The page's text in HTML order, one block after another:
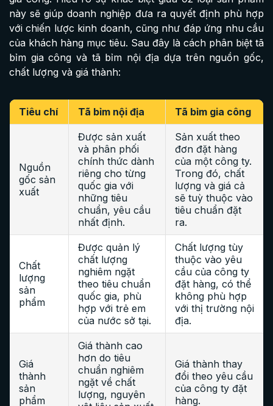
này sẽ giúp doanh nghiệp đưa ra quyết định phù hợp
với chiến lược kinh doanh, cũng như đáp ứng nhu cầu
của khách hàng mục tiêu. Sau đây là cách phân biệt tã
bỉm gia công và tã bỉm nội địa dựa trên nguồn gốc,
chất lượng và giá thành:
Tiêu chí Tã bỉm nội địa Tã bỉm gia công
Nguồn
gốc sản
xuất
Được sản xuất
và phân phối
chính thức dành
riêng cho từng
quốc gia với
những tiêu
chuẩn, yêu cầu
nhất định.
Sản xuất theo
đơn đặt hàng
của một công ty.
Trong đó, chất
lượng và giá cả
sẽ tuỳ thuộc vào
tiêu chuẩn đặt
ra.
Chất
lượng
sản
phẩm
Được quản lý
chất lượng
nghiêm ngặt
theo tiêu chuẩn
quốc gia, phù
hợp với trẻ em
của nước sở tại.
Chất lượng tùy
thuộc vào yêu
cầu của công ty
đặt hàng, có thể
không phù hợp
với thị trường nội
địa.
Giá
thành
sản
phẩm
Giá thành cao
hơn do tiêu
chuẩn nghiêm
ngặt về chất
lượng, nguyên
Giá thành thay
đổi theo yêu cầu
của công ty đặt
hàng.